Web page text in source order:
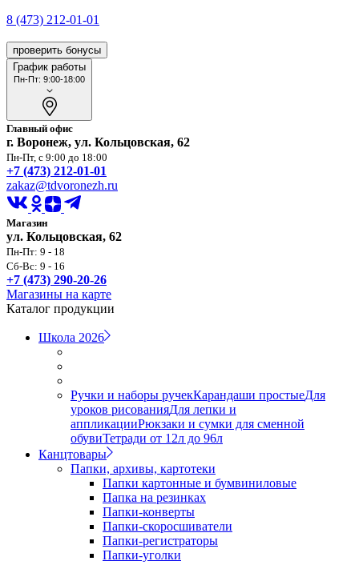
8 (473) 212-01-01
проверить бонусы
График работы
Пн-Пт: 9:00-18:00
Главный офис
г. Воронеж, ул. Кольцовская, 62
Пн-Пт, с 9:00 до 18:00
+7 (473) 212-01-01
zakaz@tdvoronezh.ru
Магазин
ул. Кольцовская, 62
Пн-Пт: 9 - 18
Сб-Вс: 9 - 16
+7 (473) 290-20-26
Магазины на карте
Каталог продукции
Школа 2026
Ручки и наборы ручекКарандаши простыеДля
уроков рисованияДля лепки и
аппликацииРюкзаки и сумки для сменной
обувиТетради от 12л до 96л
Канцтовары
Папки, архивы, картотеки
Папки картонные и бумвиниловые
Папка на резинках
Папки-конверты
Папки-скоросшиватели
Папки-регистраторы
Папки-уголки